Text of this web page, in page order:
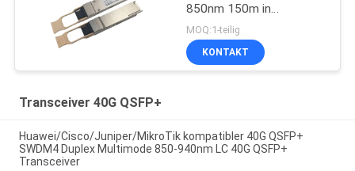
850nm 150m in
mehreren Betriebsarten
MOQ:1-teilig
KONTAKT
Transceiver 40G QSFP+
Huawei/Cisco/Juniper/MikroTik kompatibler 40G QSFP+
SWDM4 Duplex Multimode 850-940nm LC 40G QSFP+
Transceiver